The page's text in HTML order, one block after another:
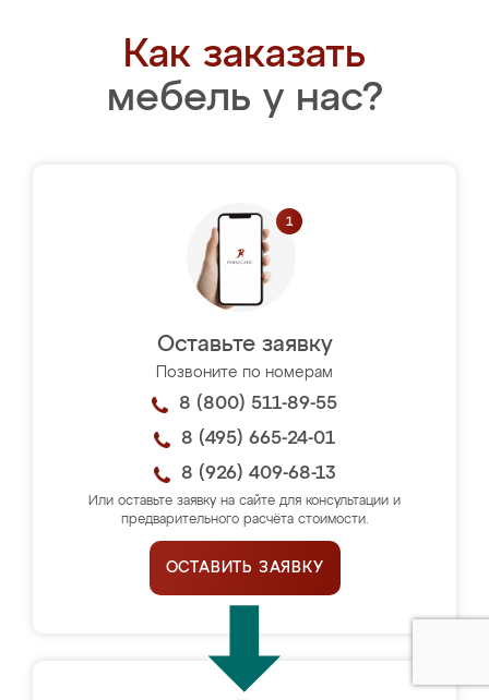
Как заказать
мебель у нас?
Оставьте заявку
Позвоните по номерам
8 (800) 511-89-55
8 (495) 665-24-01
8 (926) 409-68-13
Или оставьте заявку на сайте для консультации и
предварительного расчёта стоимости.
ОСТАВИТЬ ЗАЯВКУ